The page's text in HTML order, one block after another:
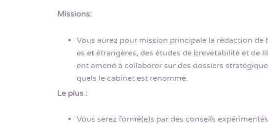
Missions:
Vous aurez pour mission principale la rédaction de
es et étrangères, des études de brevetabilité et de
ent amené à collaborer sur des dossiers
quels le cabinet est renommé.
Le plus :
Vous serez formé(e)s par des conseils